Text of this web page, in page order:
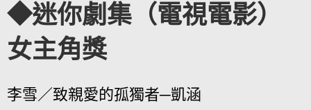
◆迷你劇集（電視電影）
女主角獎
李雪／致親愛的孤獨者─凱涵